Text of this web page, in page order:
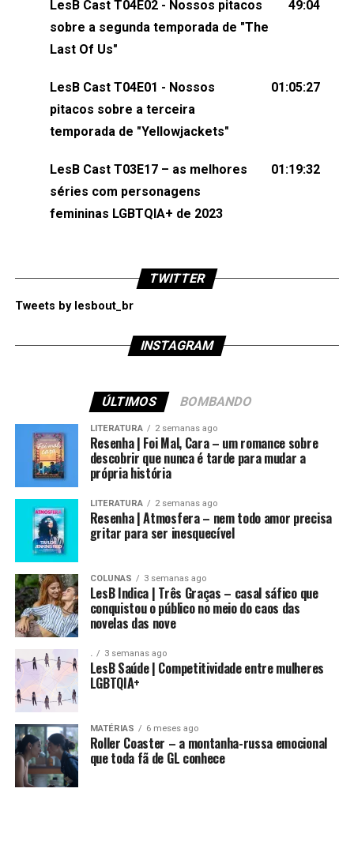
esqueça de visitar nosso site e também redes
sociais:Twitter: ⁠⁠⁠⁠@lesbout_br⁠⁠⁠⁠ Instagram: ⁠⁠⁠⁠@lesbout_br⁠⁠⁠⁠
(⁠⁠⁠⁠⁠⁠@KarolenPassos⁠⁠⁠⁠⁠⁠)Participação de Bruna Fentanes
(⁠⁠⁠⁠@brunarfentanes⁠⁠⁠⁠) e Pollyelly FlorêncioEdição de
Naiady Machado
LesB Cast T04E02 - Nossos pitacos
sobre a segunda temporada de "The
Last Of Us"
49:04
LesB Cast T04E01 - Nossos
pitacos sobre a terceira
temporada de "Yellowjackets"
01:05:27
LesB Cast T03E17 – as melhores
séries com personagens
femininas LGBTQIA+ de 2023
01:19:32
TWITTER
Tweets by lesbout_br
INSTAGRAM
ÚLTIMOS BOMBANDO
LITERATURA 2 semanas ago
Resenha | Foi Mal, Cara – um romance sobre
descobrir que nunca é tarde para mudar a
própria história
LITERATURA 2 semanas ago
Resenha | Atmosfera – nem todo amor precisa
gritar para ser inesquecível
COLUNAS 3 semanas ago
LesB Indica | Três Graças – casal sáfico que
conquistou o público no meio do caos das
novelas das nove
. 3 semanas ago
LesB Saúde | Competitividade entre mulheres
LGBTQIA+
MATÉRIAS 6 meses ago
Roller Coaster – a montanha-russa emocional
que toda fã de GL conhece